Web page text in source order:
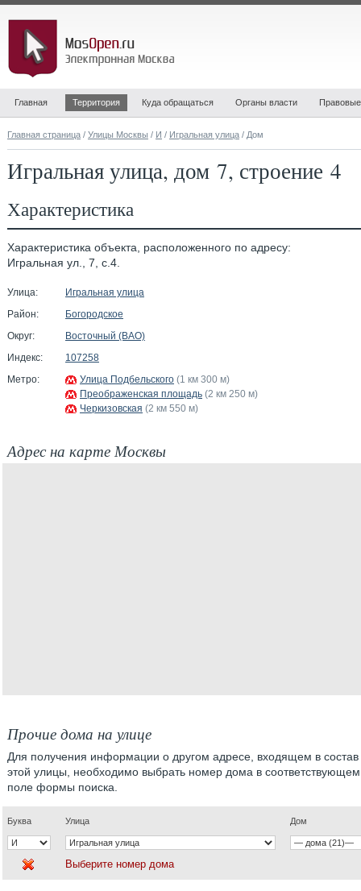
Главная Территория Куда обращаться Органы власти
Главная страница / Улицы Москвы / И / Игральная улица / Дом
Игральная улица, дом 7, строение 4
Характеристика
Характеристика объекта, расположенного по адресу:
Игральная ул., 7, с.4.
Улица:
Игральная улица
Район:
Богородское
Округ:
Восточный (ВАО)
Индекс:
107258
Метро:
Улица Подбельского (1 км 300 м)
Преображенская площадь (2 км 250 м)
Черкизовская (2 км 550 м)
Адрес на карте Москвы
Прочие дома на улице
Для получения информации о другом адресе, входящем в состав
этой улицы, необходимо выбрать номер дома в соответствующем
поле формы поиска.
Буква Улица Дом
Выберите номер дома